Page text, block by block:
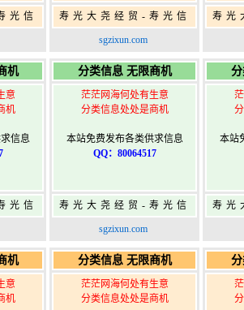
光信
布网-
寿光大尧经贸-寿光信
息网-免费信息发布网-
sgzixun.com
寿光
机
意
机
信息
光信
布网-
分类信息 无限商机
茫茫网海何处有生意
分类信息处处是商机
本站免费发布各类供求信息
QQ：80064517
寿光大尧经贸-寿光信
息网-免费信息发布网-
sgzixun.com
本站
寿光
机
意
机
分类信息 无限商机
茫茫网海何处有生意
分类信息处处是商机